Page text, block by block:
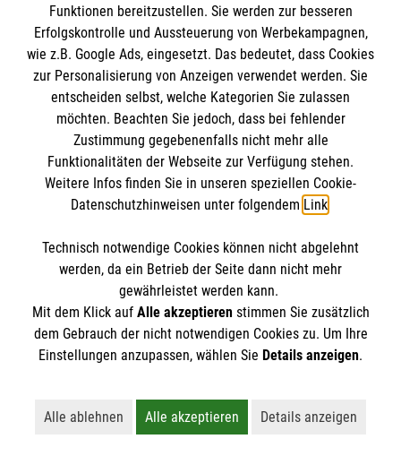
Impressum
Datenschutz
Barrierefreiheit
Kontakt
Die Malteser
Malteser in Deutschland
Malteserorden
Sharepoint
Spendenkonto
IBAN: DE90 6005 0101 0001 2706 88
BIC: SOLADEST600
So finden Sie uns
Goethestraße 102
72461 Albstadt
Email: thomas.linhart@malteser.org
Der Malteser Hilfsdienst e.V. ist als eingetragene
Gewerbesteuer befreit.
Funktionen bereitzustellen. Sie werden zur besseren
Erfolgskontrolle und Aussteuerung von Werbekampagnen,
wie z.B. Google Ads, eingesetzt. Das bedeutet, dass Cookies
zur Personalisierung von Anzeigen verwendet werden. Sie
entscheiden selbst, welche Kategorien Sie zulassen
möchten. Beachten Sie jedoch, dass bei fehlender
Zustimmung gegebenenfalls nicht mehr alle
Funktionalitäten der Webseite zur Verfügung stehen.
Weitere Infos finden Sie in unseren speziellen Cookie-
Datenschutzhinweisen unter folgendem Link.
Technisch notwendige Cookies können nicht abgelehnt
werden, da ein Betrieb der Seite dann nicht mehr
gewährleistet werden kann.
Mit dem Klick auf Alle akzeptierenstimmen Sie zusätzlich
dem Gebrauch der nicht notwendigen Cookies zu. Um Ihre
Einstellungen anzupassen, wählen Sie Details anzeigen.
Alle ablehnen
Lehnt alle nicht-essentiellen Cookies ab
Alle akzeptieren
Akzeptiert alle Cookies
Details anzeigen